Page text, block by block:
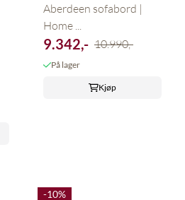
Aberdeen sofabord |
Home ...
9.342,- 10.990,-
På lager
Kjøp
-10%